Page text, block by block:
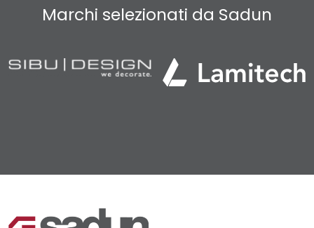
Marchi selezionati da Sadun